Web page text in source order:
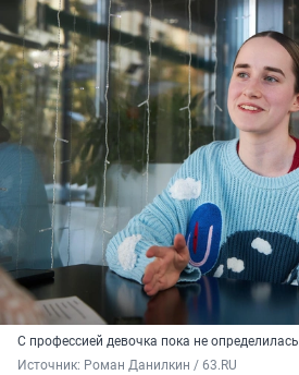
С профессией девочка пока не определилась
Источник: Роман Данилкин / 63.RU